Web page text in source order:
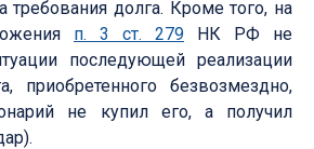
требования долга. Кроме того, на
п. 3 ст. 279 НК РФ не
последующей реализации
приобретенного безвозмездно,
не купил его, а получил